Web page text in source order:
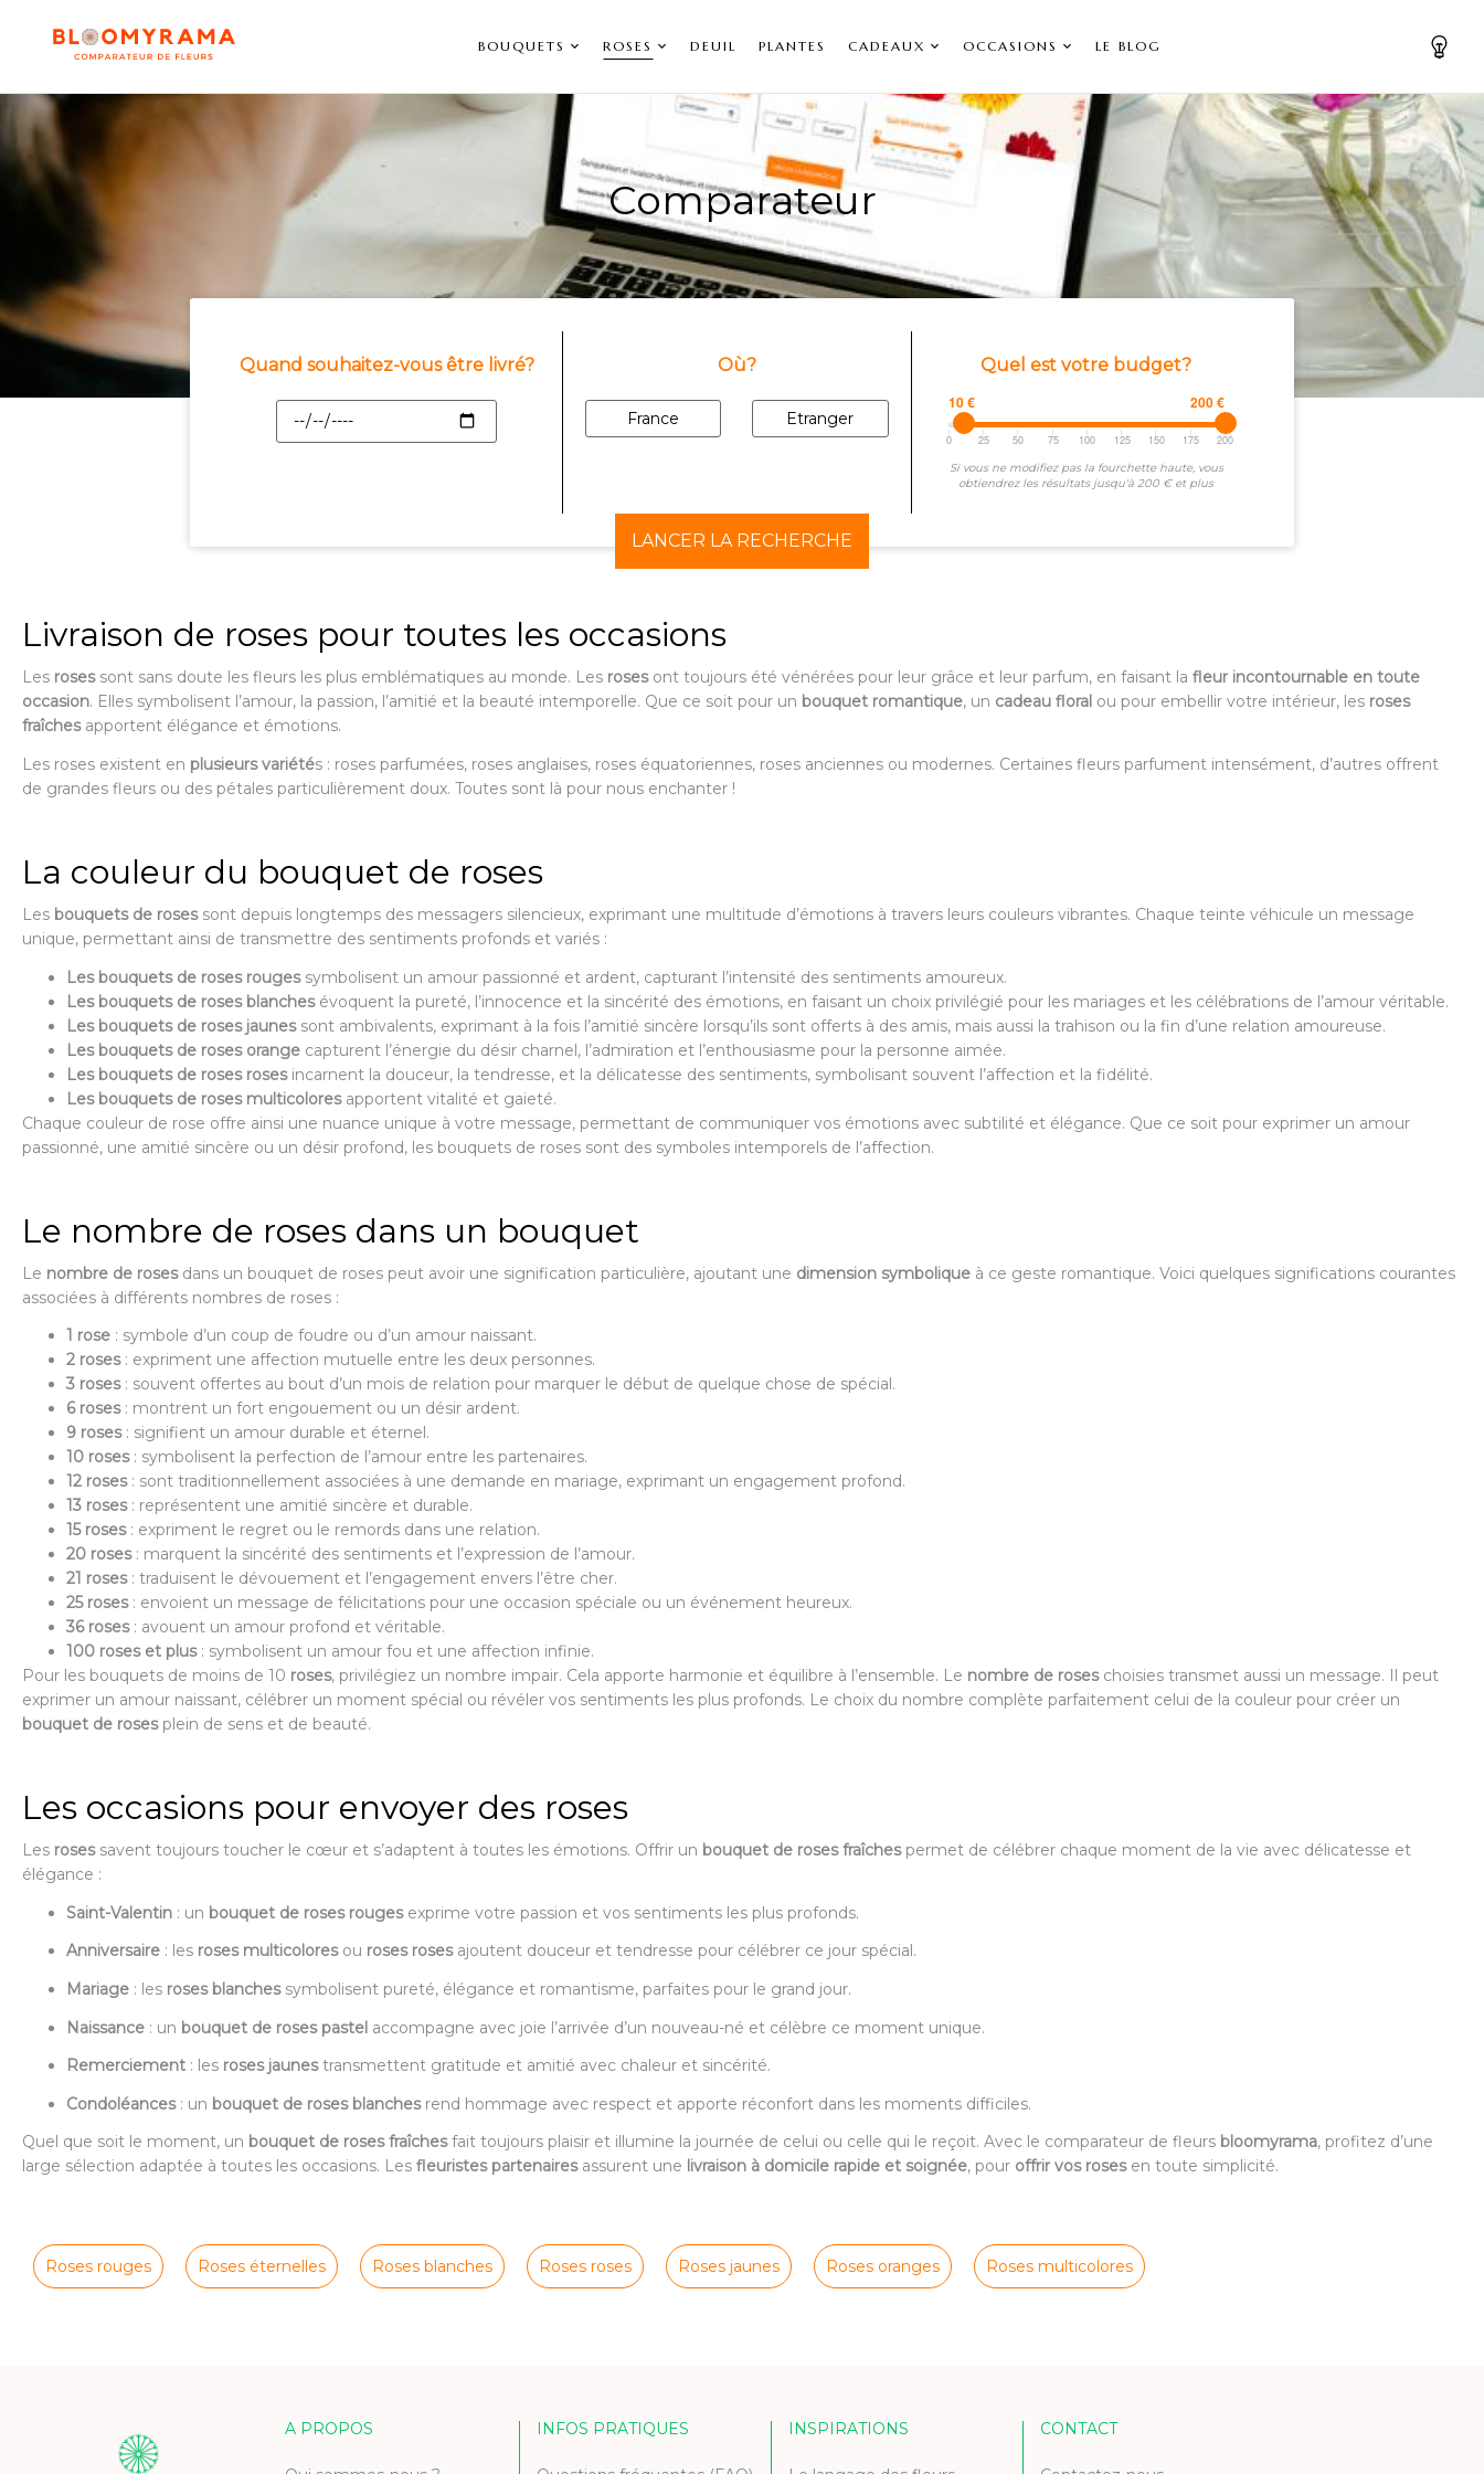
BOUQUETS ROSES DEUIL PLANTES CADEAUX OCCASIONS LE BLOG
Comparateur
Quand souhaitez-vous être livré? Où?
France Etranger
Quel est votre budget?
10 € 200 €
0 25 50 75 100 125 150 175
200
Si vous ne modifiez pas la fourchette haute, vous
obtiendrez les résultats jusqu'à 200 € et plus
LANCER LA RECHERCHE
Livraison de roses pour toutes les occasions
Les rosessont sans doute les fleurs les plus emblématiques au monde. Les rosesont toujours été vénérées pour leur grâce et leur parfum, en faisant la fleur incontournable en toute
occasion. Elles symbolisent l’amour, la passion, l’amitié et la beauté intemporelle. Que ce soit pour un bouquet romantique, un cadeau floral ou pour embellir votre intérieur, les roses
fraîchesapportent élégance et émotions.
Les roses existent en plusieurs variétés : roses parfumées, roses anglaises, roses équatoriennes, roses anciennes ou modernes. Certaines fleurs parfument intensément, d’autres offrent
de grandes fleurs ou des pétales particulièrement doux. Toutes sont là pour nous enchanter !
La couleur du bouquet de roses
Les bouquets de rosessont depuis longtemps des messagers silencieux, exprimant une multitude d’émotions à travers leurs couleurs vibrantes. Chaque teinte véhicule un message
unique, permettant ainsi de transmettre des sentiments profonds et variés :
Les bouquets de roses rougessymbolisent un amour passionné et ardent, capturant l’intensité des sentiments amoureux.
Les bouquets de roses blanchesévoquent la pureté, l’innocence et la sincérité des émotions, en faisant un choix privilégié pour les mariages et les célébrations de l’amour véritable.
Les bouquets de roses jaunessont ambivalents, exprimant à la fois l’amitié sincère lorsqu’ils sont offerts à des amis, mais aussi la trahison ou la fin d’une relation amoureuse.
Les bouquets de roses orange capturent l’énergie du désir charnel, l’admiration et l’enthousiasme pour la personne aimée.
Les bouquets de roses roses incarnent la douceur, la tendresse, et la délicatesse des sentiments, symbolisant souvent l’affection et la fidélité.
Les bouquets de roses multicoloresapportent vitalité et gaieté.
Chaque couleur de rose offre ainsi une nuance unique à votre message, permettant de communiquer vos émotions avec subtilité et élégance. Que ce soit pour exprimer un amour
passionné, une amitié sincère ou un désir profond, les bouquets de roses sont des symboles intemporels de l’affection.
Le nombre de roses dans un bouquet
Le nombre de rosesdans un bouquet de roses peut avoir une signification particulière, ajoutant une dimension symbolique à ce geste romantique. Voici quelques significations courantes
associées à différents nombres de roses :
1 rose : symbole d’un coup de foudre ou d’un amour naissant.
2 roses: expriment une affection mutuelle entre les deux personnes.
3 roses: souvent offertes au bout d’un mois de relation pour marquer le début de quelque chose de spécial.
6 roses: montrent un fort engouement ou un désir ardent.
9 roses: signifient un amour durable et éternel.
10 roses: symbolisent la perfection de l’amour entre les partenaires.
12 roses: sont traditionnellement associées à une demande en mariage, exprimant un engagement profond.
13 roses: représentent une amitié sincère et durable.
15 roses: expriment le regret ou le remords dans une relation.
20 roses: marquent la sincérité des sentiments et l’expression de l’amour.
21 roses: traduisent le dévouement et l’engagement envers l’être cher.
25 roses: envoient un message de félicitations pour une occasion spéciale ou un événement heureux.
36 roses: avouent un amour profond et véritable.
100 roses et plus: symbolisent un amour fou et une affection infinie.
Pour les bouquets de moins de 10 roses, privilégiez un nombre impair. Cela apporte harmonie et équilibre à l’ensemble. Le nombre de roseschoisies transmet aussi un message. Il peut
exprimer un amour naissant, célébrer un moment spécial ou révéler vos sentiments les plus profonds. Le choix du nombre complète parfaitement celui de la couleur pour créer un
bouquet de rosesplein de sens et de beauté.
Les occasions pour envoyer des roses
Les rosessavent toujours toucher le cœur et s’adaptent à toutes les émotions. Offrir un bouquet de roses fraîchespermet de célébrer chaque moment de la vie avec délicatesse et
élégance :
Saint-Valentin : un bouquet de roses rougesexprime votre passion et vos sentiments les plus profonds.
Anniversaire : les roses multicoloresou roses rosesajoutent douceur et tendresse pour célébrer ce jour spécial.
Mariage : les roses blanchessymbolisent pureté, élégance et romantisme, parfaites pour le grand jour.
Naissance : un bouquet de roses pastel accompagne avec joie l’arrivée d’un nouveau-né et célèbre ce moment unique.
Remerciement : les roses jaunestransmettent gratitude et amitié avec chaleur et sincérité.
Condoléances: un bouquet de roses blanchesrend hommage avec respect et apporte réconfort dans les moments difficiles.
Quel que soit le moment, un bouquet de roses fraîchesfait toujours plaisir et illumine la journée de celui ou celle qui le reçoit. Avec le comparateur de fleurs bloomyrama, profitez d’une
large sélection adaptée à toutes les occasions. Les fleuristes partenairesassurent une livraison à domicile rapide et soignée, pour offrir vos rosesen toute simplicité.
Roses rouges Roses éternelles Roses blanches Roses roses Roses jaunes Roses oranges Roses multicolores
A PROPOS INFOS PRATIQUES INSPIRATIONS CONTACT